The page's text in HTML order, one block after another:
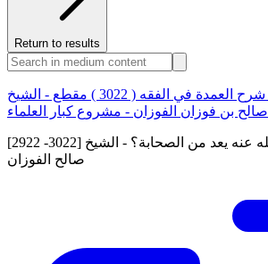
Return to results
سؤال وجواب من شرح العمدة في الفقه ( 3022 ) مقطع - الشيخ
صالح بن فوزان الفوزان - مشروع كبار العلماء
[2922 -3022] هل النجاشي رضي الله عنه يعد من الصحابة؟ - الشيخ
صالح الفوزان